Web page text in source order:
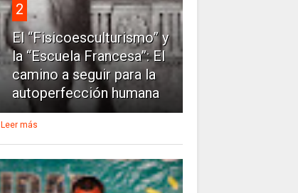
2
El “Fisicoesculturismo” y
la “Escuela Francesa”: El
camino a seguir para la
autoperfección humana
Leer más